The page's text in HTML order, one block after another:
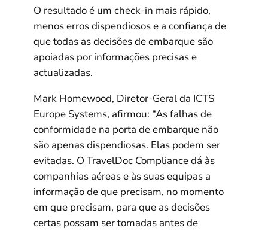
O resultado é um check-in mais rápido,
menos erros dispendiosos e a confiança de
que todas as decisões de embarque são
apoiadas por informações precisas e
actualizadas.
Mark Homewood, Diretor-Geral da ICTS
Europe Systems, afirmou: “As falhas de
conformidade na porta de embarque não
são apenas dispendiosas. Elas podem ser
evitadas. O TravelDoc Compliance dá às
companhias aéreas e às suas equipas a
informação de que precisam, no momento
em que precisam, para que as decisões
certas possam ser tomadas antes de